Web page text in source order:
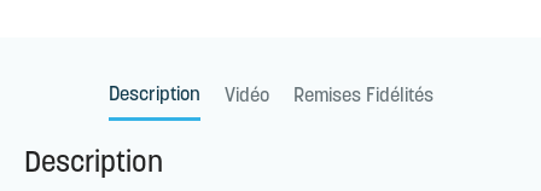
Description Vidéo Remises Fidélités
Description